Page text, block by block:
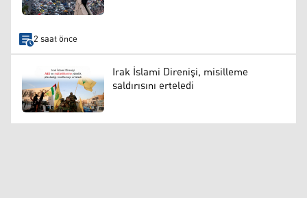
2 saat önce
Irak İslami Direnişi, misilleme
saldırısını erteledi